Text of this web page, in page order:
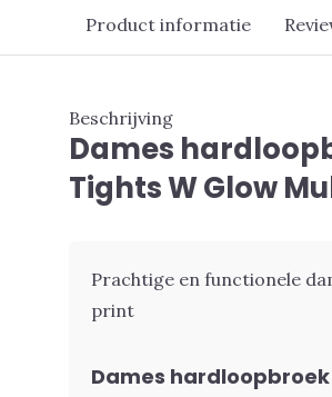
Product informatie
Beschrijving
Dames
Tights W Glow
Prachtige en functionele
print
Dames